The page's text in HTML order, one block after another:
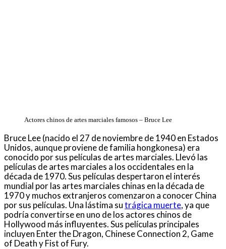
Actores chinos de artes marciales famosos – Bruce Lee
Bruce Lee (nacido el 27 de noviembre de 1940 en Estados
Unidos, aunque proviene de familia hongkonesa) era
conocido por sus películas de artes marciales. Llevó las
películas de artes marciales a los occidentales en la
década de 1970. Sus películas despertaron el interés
mundial por las artes marciales chinas en la década de
1970 y muchos extranjeros comenzaron a conocer China
por sus películas. Una lástima sutrágica muerte, ya que
podría convertirse en uno de los actores chinos de
Hollywood más influyentes. Sus películas principales
incluyen Enter the Dragon, Chinese Connection 2, Game
of Death y Fist of Fury.